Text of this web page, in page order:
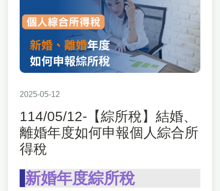
2025-05-12
114/05/12-【綜所稅】結婚、
離婚年度如何申報個人綜合所
得稅
新婚年度綜所稅